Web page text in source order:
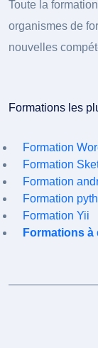
Toute la
organismes de
nouvelles
Formations les
Formation
Formation
Formation
Formation
Formation Yii
Formations à